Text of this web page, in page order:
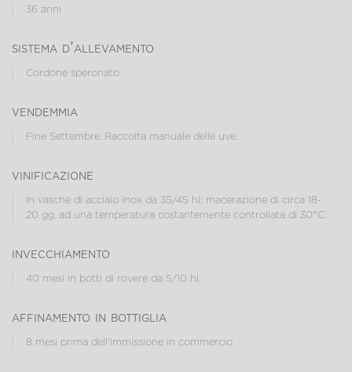
36 anni
sistema d’allevamento
Cordone speronato
vendemmia
Fine Settembre. Raccolta manuale delle uve.
vinificazione
In vasche di acciaio inox da 35/45 hl; macerazione di circa 18-
20 gg. ad una temperatura costantemente controllata di 30°C.
invecchiamento
40 mesi in botti di rovere da 5/10 hl.
affinamento in bottiglia
8 mesi prima dell'immissione in commercio.